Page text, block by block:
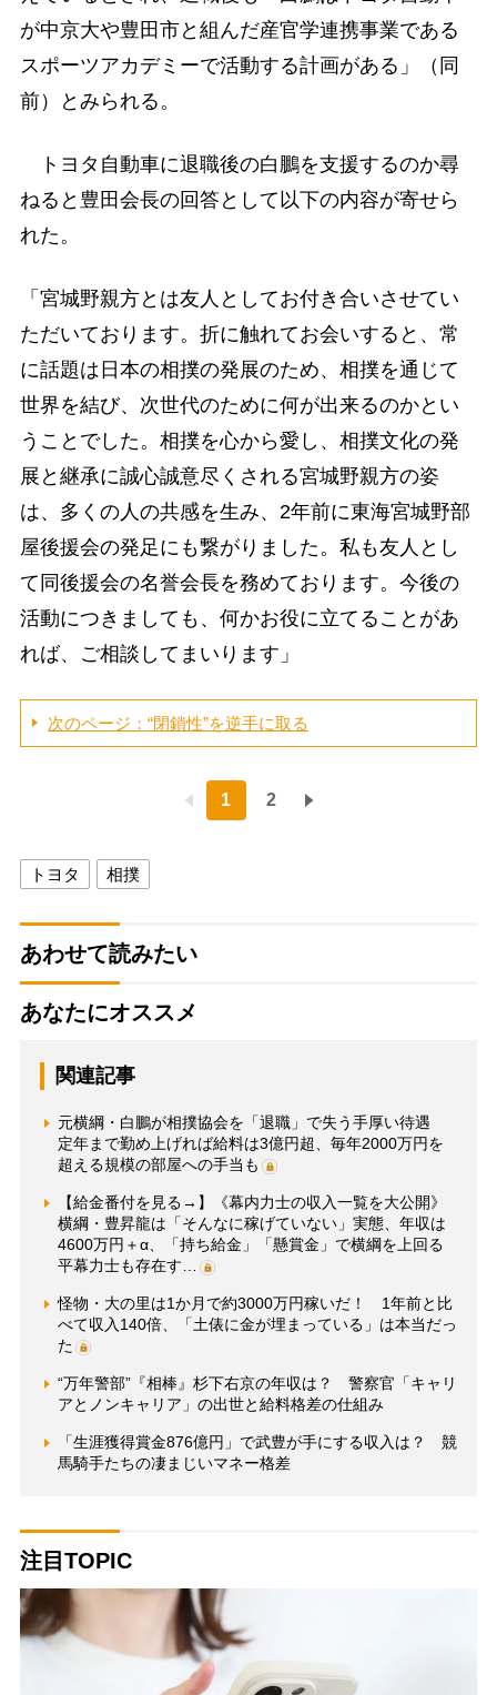
が中京大や豊田市と組んだ産官学連携事業である
スポーツアカデミーで活動する計画がある」（同
前）とみられる。
トヨタ自動車に退職後の白鵬を支援するのか尋
ねると豊田会長の回答として以下の内容が寄せら
れた。
「宮城野親方とは友人としてお付き合いさせてい
ただいております。折に触れてお会いすると、常
に話題は日本の相撲の発展のため、相撲を通じて
世界を結び、次世代のために何が出来るのかとい
うことでした。相撲を心から愛し、相撲文化の発
展と継承に誠心誠意尽くされる宮城野親方の姿
は、多くの人の共感を生み、2年前に東海宮城野部
屋後援会の発足にも繋がりました。私も友人とし
て同後援会の名誉会長を務めております。今後の
活動につきましても、何かお役に立てることがあ
れば、ご相談してまいります」
次のページ：“閉鎖性”を逆手に取る
1 2
トヨタ 相撲
あわせて読みたい
あなたにオススメ
関連記事
元横綱・白鵬が相撲協会を「退職」で失う手厚い待遇
定年まで勤め上げれば給料は3億円超、毎年2000万円を
超える規模の部屋への手当も
【給金番付を見る→】《幕内力士の収入一覧を大公開》
横綱・豊昇龍は「そんなに稼げていない」実態、年収は
4600万円＋α、「持ち給金」「懸賞金」で横綱を上回る
平幕力士も存在す…
怪物・大の里は1か月で約3000万円稼いだ！ 1年前と比
べて収入140倍、「土俵に金が埋まっている」は本当だっ
た
“万年警部”『相棒』杉下右京の年収は？ 警察官「キャリ
アとノンキャリア」の出世と給料格差の仕組み
「生涯獲得賞金876億円」で武豊が手にする収入は？ 競
馬騎手たちの凄まじいマネー格差
注目TOPIC